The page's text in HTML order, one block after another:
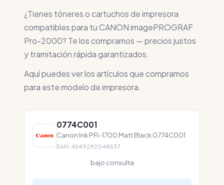
¿Tienes tóneres o cartuchos de impresora
compatibles para tu CANON imagePROGRAF
Pro-2000? Te los compramos — precios justos
y tramitación rápida garantizados.
Aquí puedes ver los artículos que compramos
para este modelo de impresora.
0774C001
Canon Ink PFI-1700 Matt Black 0774C001
EAN: 4549292048537
bajo consulta